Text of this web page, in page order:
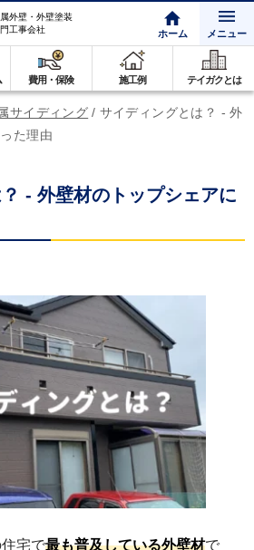
外壁・外壁塗装
工事会社
ホーム メニュー
費用・保険 施工例 テイガクとは
サイディング / サイディングとは？ - 外
た理由
- 外壁材のトップシェアに
宅で最も普及している外壁材で